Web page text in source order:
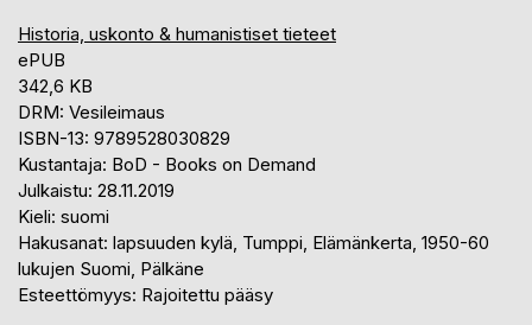
Historia, uskonto & humanistiset tieteet
ePUB
342,6 KB
DRM: Vesileimaus
ISBN-13: 9789528030829
Kustantaja: BoD - Books on Demand
Julkaistu: 28.11.2019
Kieli: suomi
Hakusanat: lapsuuden kylä, Tumppi, Elämänkerta, 1950-60
lukujen Suomi, Pälkäne
Esteettömyys: Rajoitettu pääsy